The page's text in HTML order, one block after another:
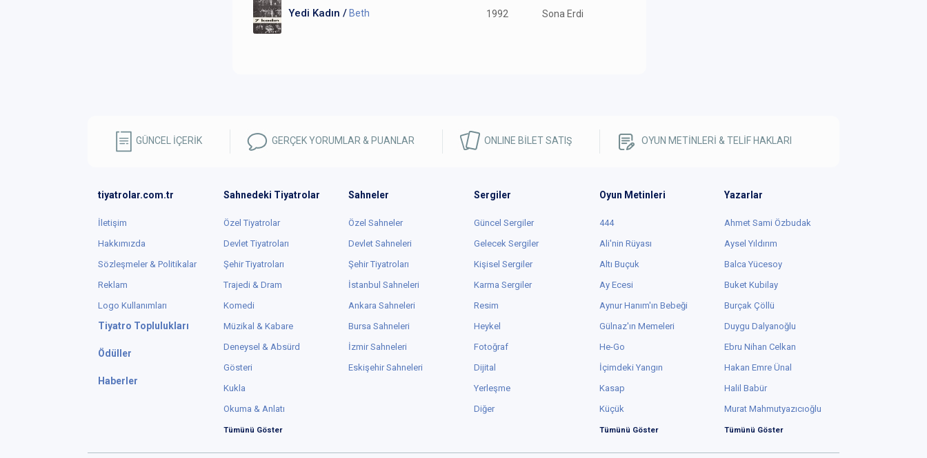
Yedi Kadın / Beth 1992 Sona Erdi
GÜNCEL İÇERİK GERÇEK YORUMLAR & PUANLAR ONLINE BİLET SATIŞ OYUN METİNLERİ & TELİF HAKLARI
tiyatrolar.com.tr
İletişim
Hakkımızda
Sözleşmeler & Politikalar
Reklam
Logo Kullanımları
Tiyatro Toplulukları
Ödüller
Haberler
Sahnedeki Tiyatrolar
Özel Tiyatrolar
Devlet Tiyatroları
Şehir Tiyatroları
Trajedi & Dram
Komedi
Müzikal & Kabare
Deneysel & Absürd
Gösteri
Kukla
Okuma & Anlatı
Tümünü Göster
Sahneler
Özel Sahneler
Devlet Sahneleri
Şehir Tiyatroları
İstanbul Sahneleri
Ankara Sahneleri
Bursa Sahneleri
İzmir Sahneleri
Eskişehir Sahneleri
Sergiler
Güncel Sergiler
Gelecek Sergiler
Kişisel Sergiler
Karma Sergiler
Resim
Heykel
Fotoğraf
Dijital
Yerleşme
Diğer
Oyun Metinleri
444
Ali'nin Rüyası
Altı Buçuk
Ay Ecesi
Aynur Hanım'ın Bebeği
Gülnaz'ın Memeleri
He-Go
İçimdeki Yangın
Kasap
Küçük
Tümünü Göster
Yazarlar
Ahmet Sami Özbudak
Aysel Yıldırım
Balca Yücesoy
Buket Kubilay
Burçak Çöllü
Duygu Dalyanoğlu
Ebru Nihan Celkan
Hakan Emre Ünal
Halil Babür
Murat Mahmutyazıcıoğlu
Tümünü Göster